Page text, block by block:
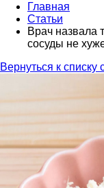
Главная
Статьи
Врач назвала
сосуды не
Вернуться к списку